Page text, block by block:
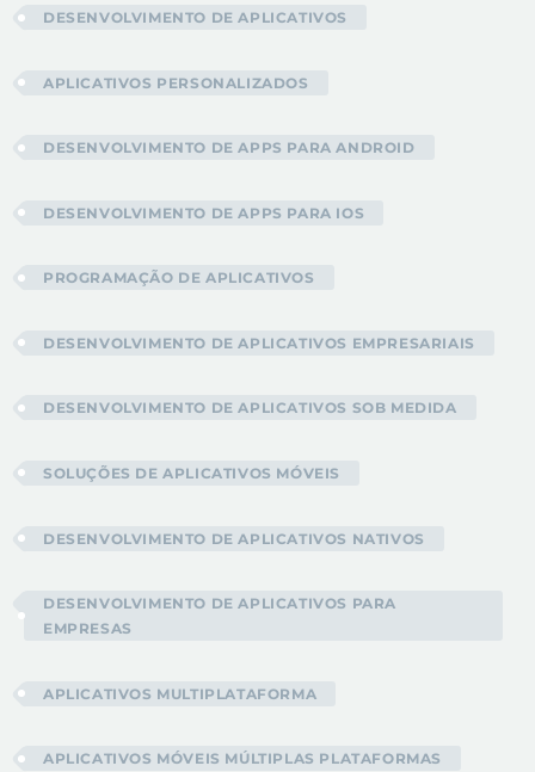
DESENVOLVIMENTO DE APLICATIVOS
APLICATIVOS PERSONALIZADOS
DESENVOLVIMENTO DE APPS PARA ANDROID
DESENVOLVIMENTO DE APPS PARA IOS
PROGRAMAÇÃO DE APLICATIVOS
DESENVOLVIMENTO DE APLICATIVOS EMPRESARIAIS
DESENVOLVIMENTO DE APLICATIVOS SOB MEDIDA
SOLUÇÕES DE APLICATIVOS MÓVEIS
DESENVOLVIMENTO DE APLICATIVOS NATIVOS
DESENVOLVIMENTO DE APLICATIVOS PARA
EMPRESAS
APLICATIVOS MULTIPLATAFORMA
APLICATIVOS MÓVEIS MÚLTIPLAS PLATAFORMAS